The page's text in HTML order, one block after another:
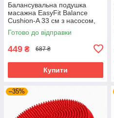
Балансувальна подушка
масажна EasyFit Balance
Cushion-A 33 см з насосом,
реабілітації та постави до
120 кг Сірий (EF-1840s-GY)
Готово до відправки
449 ₴ 687 ₴
Купити
–35%